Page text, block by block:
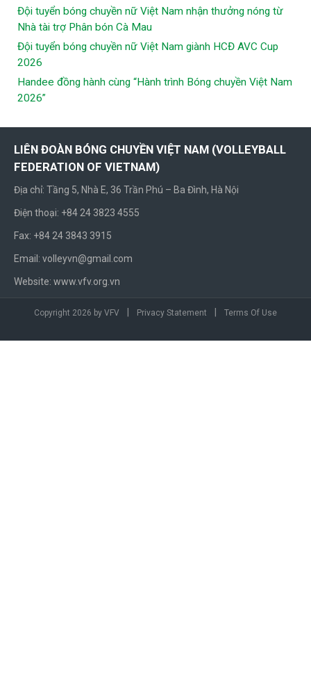
Đội tuyển bóng chuyền nữ Việt Nam nhận thưởng nóng từ
Nhà tài trợ Phân bón Cà Mau
Đội tuyển bóng chuyền nữ Việt Nam giành HCĐ AVC Cup
2026
Handee đồng hành cùng “Hành trình Bóng chuyền Việt Nam
2026”
LIÊN ĐOÀN BÓNG CHUYỀN VIỆT NAM (VOLLEYBALL
FEDERATION OF VIETNAM)
Địa chỉ: Tầng 5, Nhà E, 36 Trần Phú – Ba Đình, Hà Nội
Điện thoại: +84 24 3823 4555
Fax: +84 24 3843 3915
Email: volleyvn@gmail.com
Website: www.vfv.org.vn
Copyright 2026 by VFV Privacy Statement Terms Of Use